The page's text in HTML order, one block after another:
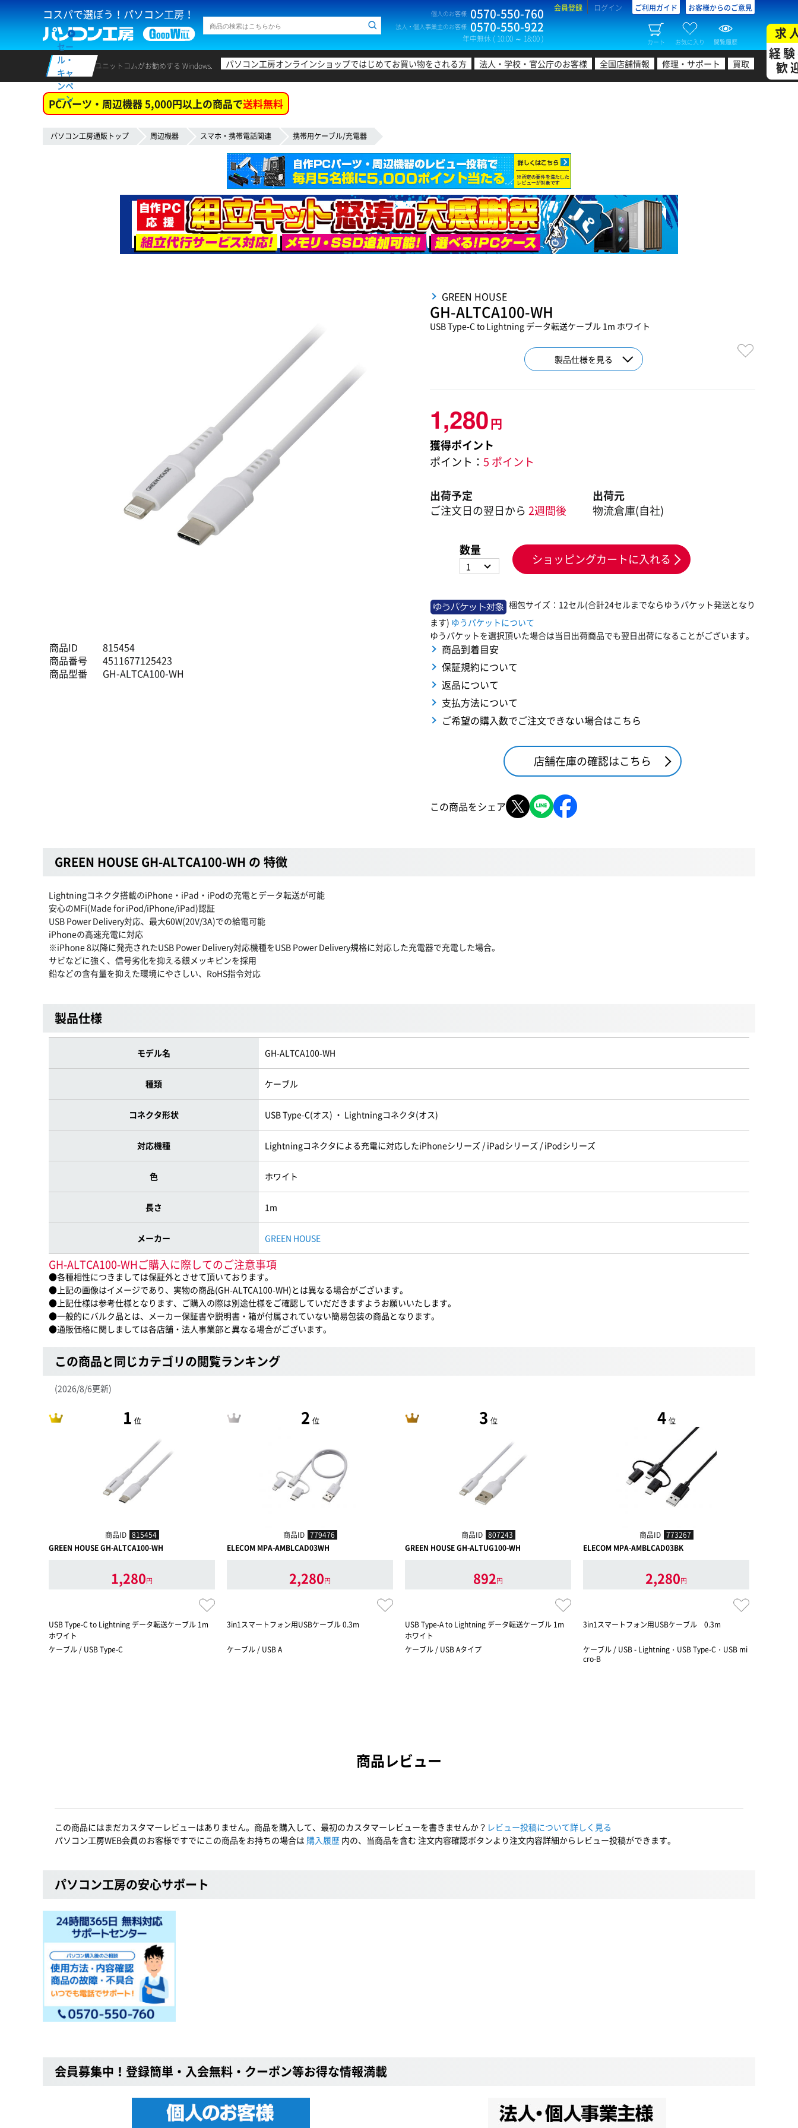
コスパで選ぼう！パソコン工房！ 個人のお客様 0570-550-760
法人・個人事業主のお客様 0570-550-922
年中無休 ( 10:00 ～ 18:00 )
会員登録 ログイン ご利用ガイド お客様からのご意見
カート お気に入り 閲覧履歴
セー
ル・
キャ
ンペ
ーン
ユニットコムがお勧めする Windows. パソコン工房オンラインショップではじめてお買い物をされる方 法人・学校・官公庁のお客様 全国店舗情報 修理・サポート 買取
求
経
歓
PCパーツ・周辺機器 5,000円以上の商品で送料無料
パソコン工房通販トップ 周辺機器 スマホ・携帯電話関連 携帯用ケーブル/充電器
商品ID
815454
商品番号
4511677125423
商品型番
GH-ALTCA100-WH
GREEN HOUSE
GH-ALTCA100-WH
USB Type-C to Lightning データ転送ケーブル 1m ホワイト
製品仕様を見る
1,280円
獲得ポイント
ポイント： 5 ポイント
出荷予定
ご注文日の翌日から 2週間後
出荷元
物流倉庫(自社)
数量
1 ショッピングカートに入れる
梱包サイズ：12セル(合計24セルまでならゆうパケット発送となり
ます) ゆうパケットについて
ゆうパケットを選択頂いた場合は当日出荷商品でも翌日出荷になることがございます。
商品到着目安
保証規約について
返品について
支払方法について
ご希望の購入数でご注文できない場合はこちら
店舗在庫の確認はこちら
この商品をシェア
GREEN HOUSE GH-ALTCA100-WH の 特徴
Lightningコネクタ搭載のiPhone・iPad・iPodの充電とデータ転送が可能
安心のMFi(Made for iPod/iPhone/iPad)認証
USB Power Delivery対応、最大60W(20V/3A)での給電可能
iPhoneの高速充電に対応
※iPhone 8以降に発売されたUSB Power Delivery対応機種をUSB Power Delivery規格に対応した充電器で充電した場合。
サビなどに強く、信号劣化を抑える銀メッキピンを採用
鉛などの含有量を抑えた環境にやさしい、RoHS指令対応
製品仕様
モデル名 GH-ALTCA100-WH
種類 ケーブル
コネクタ形状 USB Type-C(オス) ・ Lightningコネクタ(オス)
対応機種 Lightningコネクタによる充電に対応したiPhoneシリーズ / iPadシリーズ / iPodシリーズ
色 ホワイト
長さ 1m
メーカー GREEN HOUSE
GH-ALTCA100-WHご購入に際してのご注意事項
●各種相性につきましては保証外とさせて頂いております。
●上記の画像はイメージであり、実物の商品(GH-ALTCA100-WH)とは異なる場合がございます。
●上記仕様は参考仕様となります、ご購入の際は別途仕様をご確認していだだきますようお願いいたします。
●一般的にバルク品とは、メーカー保証書や説明書・箱が付属されていない簡易包装の商品となります。
●通販価格に関しましては各店舗・法人事業部と異なる場合がございます。
この商品と同じカテゴリの閲覧ランキング
(2026/8/6更新)
1 位
商品ID 815454
GREEN HOUSE GH-ALTCA100-WH
1,280円
USB Type-C to Lightning データ転送ケーブル 1m
ホワイト
ケーブル / USB Type-C
2 位
商品ID 779476
ELECOM MPA-AMBLCAD03WH
2,280円
3in1スマートフォン用USBケーブル 0.3m
ケーブル / USB A
3 位
商品ID 807243
GREEN HOUSE GH-ALTUG100-WH
892円
USB Type-A to Lightning データ転送ケーブル 1m
ホワイト
ケーブル / USB Aタイプ
4 位
商品ID 773267
ELECOM MPA-AMBLCAD03BK
2,280円
3in1スマートフォン用USBケーブル 0.3m
ケーブル / USB - Lightning・USB Type-C・USB mi
cro-B
商品レビュー
この商品にはまだカスタマーレビューはありません。商品を購入して、最初のカスタマーレビューを書きませんか？ レビュー投稿について詳しく見る
パソコン工房WEB会員のお客様ですでにこの商品をお持ちの場合は 購入履歴 内の、当商品を含む 注文内容確認ボタンより注文内容詳細からレビュー投稿ができます。
パソコン工房の安心サポート
会員募集中！登録簡単・入会無料・クーポン等お得な情報満載